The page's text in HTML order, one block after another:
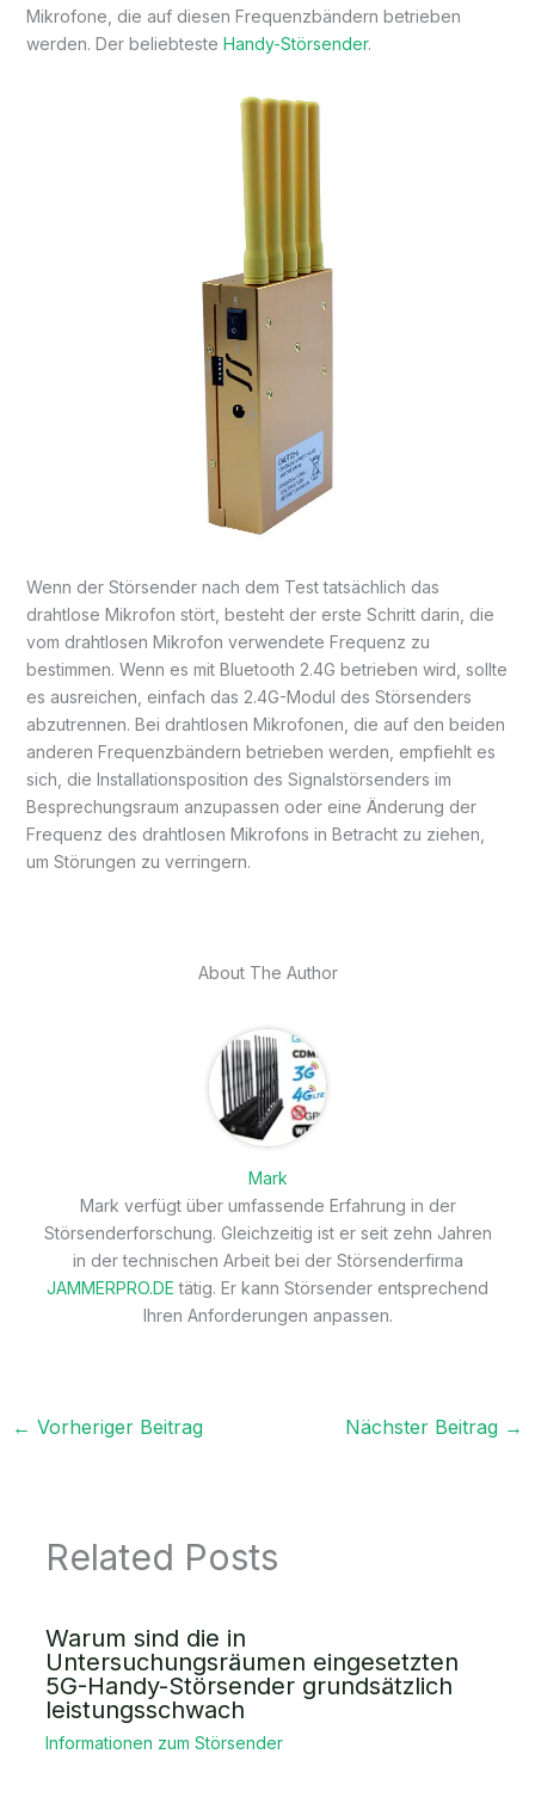
Mikrofone, die auf diesen Frequenzbändern betrieben
werden. Der beliebteste Handy-Störsender.
Wenn der Störsender nach dem Test tatsächlich das
drahtlose Mikrofon stört, besteht der erste Schritt darin, die
vom drahtlosen Mikrofon verwendete Frequenz zu
bestimmen. Wenn es mit Bluetooth 2.4G betrieben wird, sollte
es ausreichen, einfach das 2.4G-Modul des Störsenders
abzutrennen. Bei drahtlosen Mikrofonen, die auf den beiden
anderen Frequenzbändern betrieben werden, empfiehlt es
sich, die Installationsposition des Signalstörsenders im
Besprechungsraum anzupassen oder eine Änderung der
Frequenz des drahtlosen Mikrofons in Betracht zu ziehen,
um Störungen zu verringern.
About The Author
Mark
Mark verfügt über umfassende Erfahrung in der
Störsenderforschung. Gleichzeitig ist er seit zehn Jahren
in der technischen Arbeit bei der Störsenderfirma
JAMMERPRO.DE tätig. Er kann Störsender entsprechend
Ihren Anforderungen anpassen.
← Vorheriger Beitrag Nächster Beitrag →
Related Posts
Warum sind die in
Untersuchungsräumen eingesetzten
5G-Handy-Störsender grundsätzlich
leistungsschwach
Informationen zum Störsender